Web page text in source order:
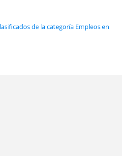
de la categoría Empleos en